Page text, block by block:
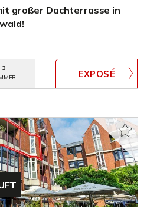
großer Dachterrasse in
3